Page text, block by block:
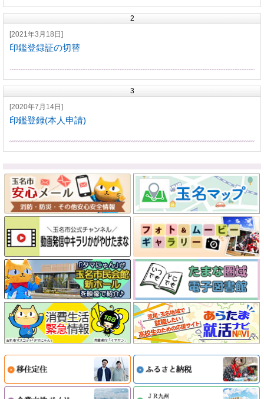
2
[2021年3月18日]
印鑑登録証の切替
3
[2020年7月14日]
印鑑登録(本人申請)